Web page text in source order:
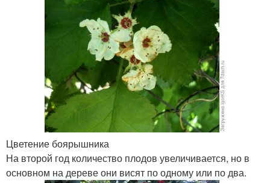
Цветение боярышника
На второй год количество плодов увеличивается, но в
основном на дереве они висят по одному или по два.